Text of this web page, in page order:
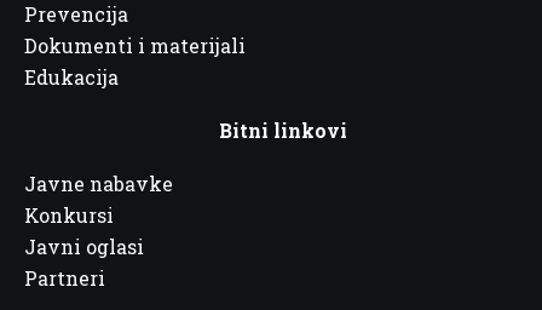
Prevencija
Dokumenti i materijali
Edukacija
Bitni linkovi
Javne nabavke
Konkursi
Javni oglasi
Partneri